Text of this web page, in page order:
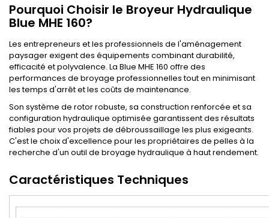
Pourquoi Choisir le Broyeur Hydraulique
Blue MHE 160?
Les entrepreneurs et les professionnels de l'aménagement
paysager exigent des équipements combinant durabilité,
efficacité et polyvalence. La Blue MHE 160 offre des
performances de broyage professionnelles tout en minimisant
les temps d'arrêt et les coûts de maintenance.
Son système de rotor robuste, sa construction renforcée et sa
configuration hydraulique optimisée garantissent des résultats
fiables pour vos projets de débroussaillage les plus exigeants.
C'est le choix d'excellence pour les propriétaires de pelles à la
recherche d'un outil de broyage hydraulique à haut rendement.
Caractéristiques Techniques